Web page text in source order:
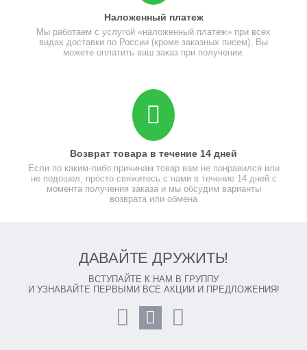
Наложенный платеж
Мы работаем с услугой «наложенный платеж» при всех
видах доставки по России (кроме заказных писем). Вы
можете оплатить ваш заказ при получении.
Возврат товара в течение 14 дней
Если по каким-либо причинам товар вам не понравился или
не подошел, просто свяжитесь с нами в течение 14 дней с
момента получения заказа и мы обсудим варианты
возврата или обмена
ДАВАЙТЕ ДРУЖИТЬ!
ВСТУПАЙТЕ К НАМ В ГРУППУ
И УЗНАВАЙТЕ ПЕРВЫМИ ВСЕ АКЦИИ И ПРЕДЛОЖЕНИЯ!